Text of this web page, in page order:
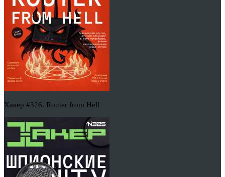
Хакер #326. Router from Hell